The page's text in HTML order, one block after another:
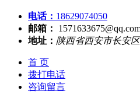
电话： 18629074050
邮箱：
地址： 陕西省西安市长安
首 页
拨打电话
咨询留言